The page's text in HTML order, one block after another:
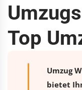
Top
Umzug
bietet